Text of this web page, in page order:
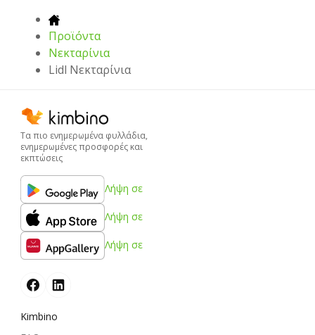
Προϊόντα
Νεκταρίνια
Lidl Νεκταρίνια
Τα πιο ενημερωμένα φυλλάδια,
ενημερωμένες προσφορές και
εκπτώσεις
Λήψη σε
Λήψη σε
Λήψη σε
Kimbino